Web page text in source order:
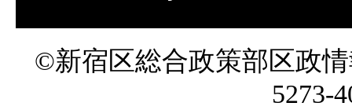
©新宿区総合政策部区政
5273-